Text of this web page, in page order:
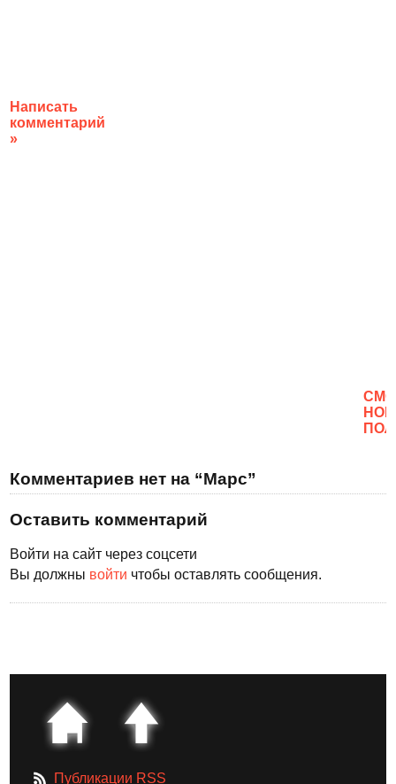
Написать
комментарий
»
Комментариев нет на “Марс”
Оставить комментарий
Войти на сайт через соцсети
Вы должны войти чтобы оставлять сообщения.
Публикации RSS